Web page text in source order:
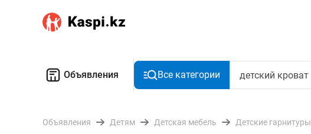
Объявления Все категории
Объявления Детям Детская мебель Детские гарнитуры